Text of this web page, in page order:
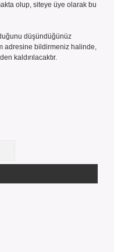
olup, siteye üye olarak bu
düşündüğünüz
adresine bildirmeniz halinde,
kaldırılacaktır.